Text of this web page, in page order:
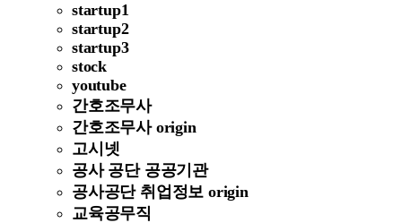
startup1
startup2
startup3
stock
youtube
간호조무사
간호조무사 origin
고시넷
공사 공단 공공기관
공사공단 취업정보 origin
교육공무직